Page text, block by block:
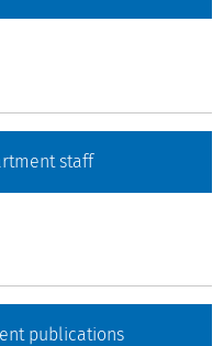
staff
publications